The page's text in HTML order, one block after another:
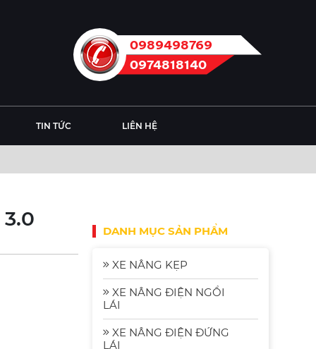
0989498769
0974818140
TIN TỨC LIÊN HỆ
DANH MỤC SẢN PHẨM
XE NÂNG KẸP
XE NÂNG ĐIỆN NGỒI
LÁI
XE NÂNG ĐIỆN ĐỨNG
LÁI
2.5 Tấn
Komat'su FE25-2
| Xe Nâng Nhập
Liên hệ